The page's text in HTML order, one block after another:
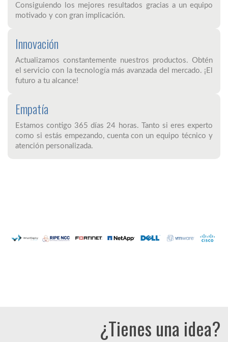
Consiguiendo los mejores resultados gracias a un equipo
motivado y con gran implicación.
Innovación
Actualizamos constantemente nuestros productos. Obtén
el servicio con la tecnología más avanzada del mercado. ¡El
futuro a tu alcance!
Empatía
Estamos contigo 365 días 24 horas. Tanto si eres experto
como si estás empezando, cuenta con un equipo técnico y
atención personalizada.
¿Tienes una idea?